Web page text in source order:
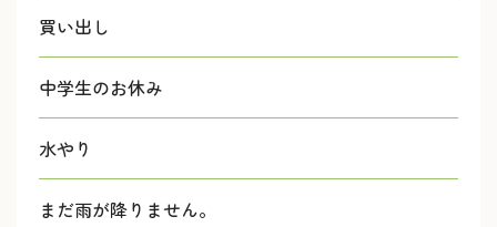
買い出し
中学生のお休み
水やり
まだ雨が降りません。